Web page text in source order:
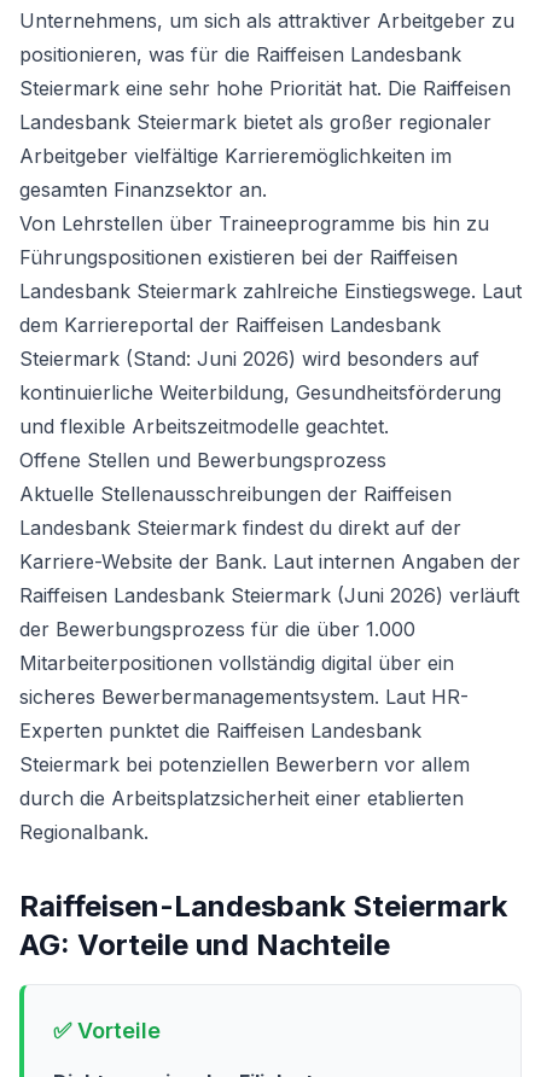
Unternehmens, um sich als attraktiver Arbeitgeber zu
positionieren, was für die Raiffeisen Landesbank
Steiermark eine sehr hohe Priorität hat. Die Raiffeisen
Landesbank Steiermark bietet als großer regionaler
Arbeitgeber vielfältige Karrieremöglichkeiten im
gesamten Finanzsektor an.
Von Lehrstellen über Traineeprogramme bis hin zu
Führungspositionen existieren bei der Raiffeisen
Landesbank Steiermark zahlreiche Einstiegswege. Laut
dem Karriereportal der Raiffeisen Landesbank
Steiermark (Stand: Juni 2026) wird besonders auf
kontinuierliche Weiterbildung, Gesundheitsförderung
und flexible Arbeitszeitmodelle geachtet.
Offene Stellen und Bewerbungsprozess
Aktuelle Stellenausschreibungen der Raiffeisen
Landesbank Steiermark findest du direkt auf der
Karriere-Website der Bank. Laut internen Angaben der
Raiffeisen Landesbank Steiermark (Juni 2026) verläuft
der Bewerbungsprozess für die über 1.000
Mitarbeiterpositionen vollständig digital über ein
sicheres Bewerbermanagementsystem. Laut HR-
Experten punktet die Raiffeisen Landesbank
Steiermark bei potenziellen Bewerbern vor allem
durch die Arbeitsplatzsicherheit einer etablierten
Regionalbank.
Raiffeisen-Landesbank Steiermark
AG: Vorteile und Nachteile
✅ Vorteile